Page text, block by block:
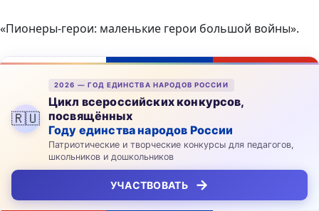
«Пионеры-герои: маленькие герои большой войны».
🇷🇺
2026 — ГОД ЕДИНСТВА НАРОДОВ РОССИИ
Цикл всероссийских конкурсов,
посвящённых
Году единства народов России
Патриотические и творческие конкурсы для педагогов,
школьников и дошкольников
УЧАСТВОВАТЬ →